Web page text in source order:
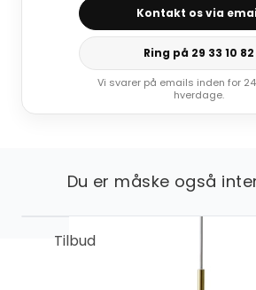
Kontakt os via
Ring på 29 33 10 82
Vi svarer på emails inden for
hverdage.
Du er måske også
Tilbud